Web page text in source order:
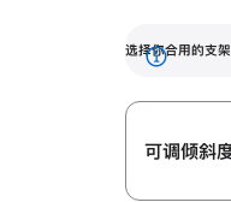
调节范围。
选择你合用的支架
展
开
可调倾斜